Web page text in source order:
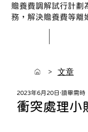
贍養費調解試行計劃
務，解決贍養費等離
> 文章
衝突處理小
2023年6月20日 讀畢需時